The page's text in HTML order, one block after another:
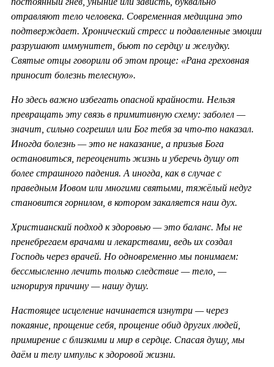
отравляют тело человека. Современная медицина это
подтверждает. Хронический стресс и подавленные эмоции
разрушают иммунитет, бьют по сердцу и желудку.
Святые отцы говорили об этом проще: «Рана греховная
приносит болезнь телесную».
Но здесь важно избегать опасной крайности. Нельзя
превращать эту связь в примитивную схему: заболел —
значит, сильно согрешил или Бог тебя за что-то наказал.
Иногда болезнь — это не наказание, а призыв Бога
остановиться, переоценить жизнь и уберечь душу от
более страшного падения. А иногда, как в случае с
праведным Иовом или многими святыми, тяжёлый недуг
становится горнилом, в котором закаляется наш дух.
Христианский подход к здоровью — это баланс. Мы не
пренебрегаем врачами и лекарствами, ведь их создал
Господь через врачей. Но одновременно мы понимаем:
бессмысленно лечить только следствие — тело, —
игнорируя причину — нашу душу.
Настоящее исцеление начинается изнутри — через
покаяние, прощение себя, прощение обид других людей,
примирение с близкими и мир в сердце. Спасая душу, мы
даём и телу импульс к здоровой жизни.